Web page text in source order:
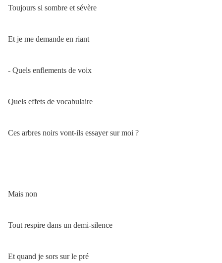
Toujours si sombre et sévère
Et je me demande en riant
- Quels enflements de voix
Quels effets de vocabulaire
Ces arbres noirs vont-ils essayer sur moi ?
Mais non
Tout respire dans un demi-silence
Et quand je sors sur le pré